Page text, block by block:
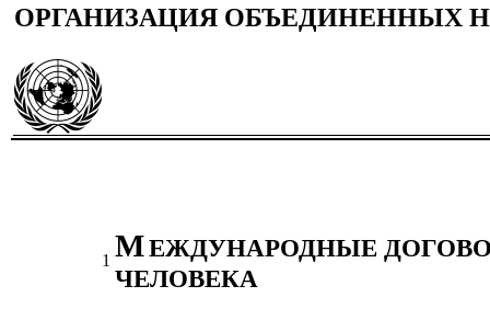
ОРГАНИЗАЦИЯ ОБЪЕДИНЕННЫХ
1 МЕЖДУНАРОДНЫЕ
ЧЕЛОВЕКА